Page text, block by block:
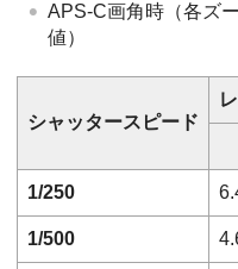
APS-C画角時（各ズ
値）
シャッタースピード
1/250
1/500